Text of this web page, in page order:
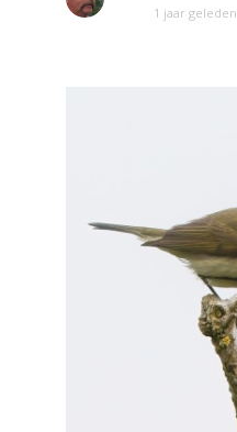
1 jaar geleden